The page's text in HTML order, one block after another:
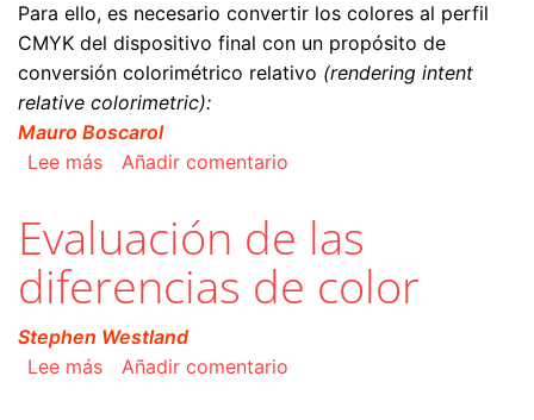
Para ello, es necesario convertir los colores al perfil
CMYK del dispositivo final con un propósito de
conversión colorimétrico relativo (rendering intent
relative colorimetric):
Mauro Boscarol
Lee mássobre Cómo se hace una prueba de color
Añadir comentario
Evaluación de las
diferencias de color
Stephen Westland
Lee mássobre Evaluación de las diferencias de color
Añadir comentario